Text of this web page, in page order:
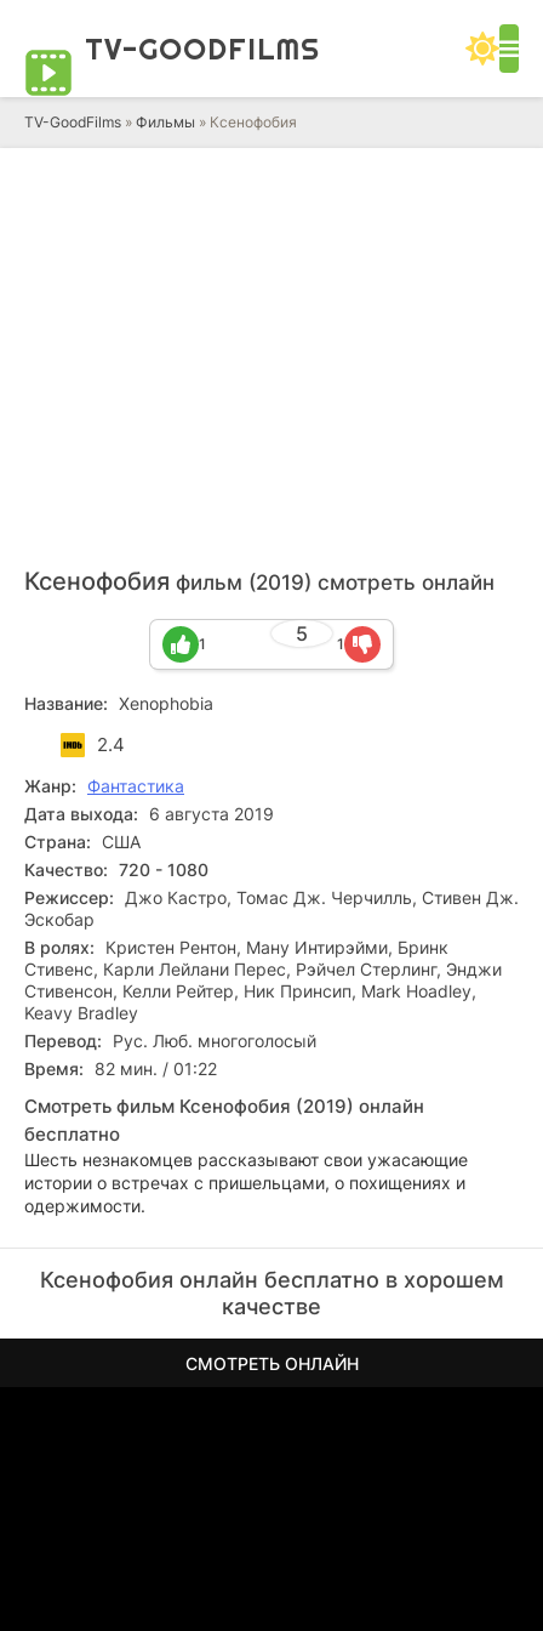
TV-GOODFILMS
TV-GoodFilms » Фильмы » Ксенофобия
Ксенофобия фильм (2019) смотреть онлайн
5
1 1
Название: Xenophobia
2.4
Жанр:
Фантастика
Дата выхода:
6 августа 2019
Страна: США
Качество: 720 - 1080
Режиссер:
Джо Кастро, Томас Дж. Черчилль, Стивен Дж.
Эскобар
В ролях:
Кристен Рентон, Ману Интирэйми, Бринк
Стивенс, Карли Лейлани Перес, Рэйчел Стерлинг, Энджи
Стивенсон, Келли Рейтер, Ник Принсип, Mark Hoadley,
Keavy Bradley
Перевод:
Рус. Люб. многоголосый
Время:
82 мин. / 01:22
Смотреть фильм Ксенофобия (2019) онлайн
бесплатно
Шесть незнакомцев рассказывают свои ужасающие
истории о встречах с пришельцами, о похищениях и
одержимости.
Ксенофобия онлайн бесплатно в хорошем
качестве
СМОТРЕТЬ ОНЛАЙН